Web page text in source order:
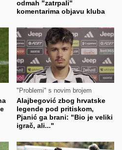
odmah "zatrpali"
komentarima objavu kluba
"Problemi" s novim brojem
Alajbegović zbog hrvatske
legende pod pritiskom,
Pjanić ga brani: "Bio je veliki
igrač, ali..."